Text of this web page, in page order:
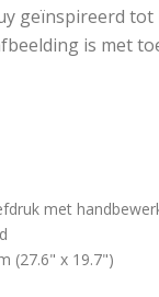
geïnspireerd tot
is met
met
(27.6" x 19.7")